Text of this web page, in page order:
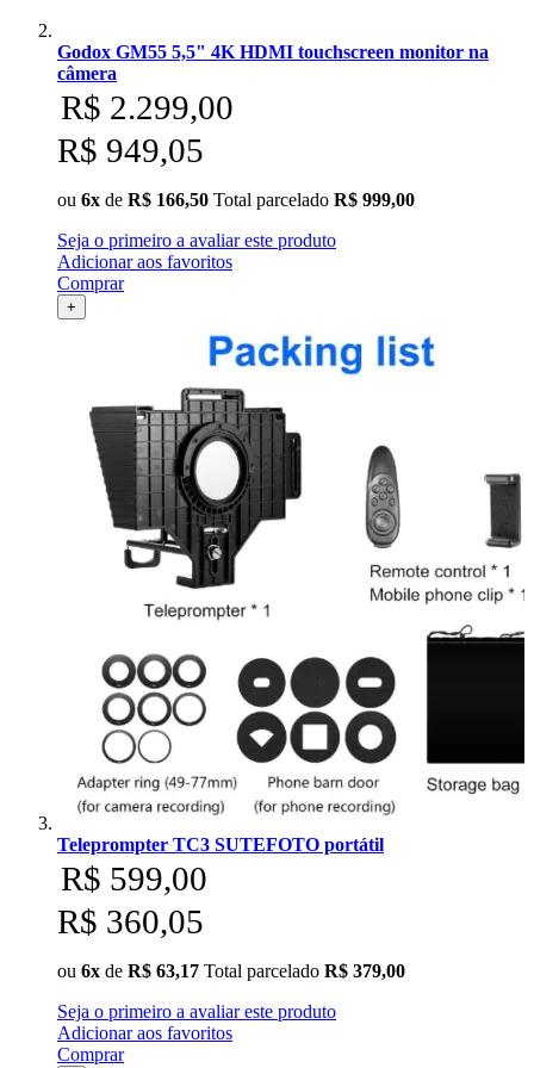
Godox GM55 5,5" 4K HDMI touchscreen monitor na
câmera
R$ 2.299,00
R$ 949,05
ou 6x de R$ 166,50 Total parcelado R$ 999,00
Seja o primeiro a avaliar este produto
Adicionar aos favoritos
Comprar
+
Teleprompter TC3 SUTEFOTO portátil
R$ 599,00
R$ 360,05
ou 6x de R$ 63,17 Total parcelado R$ 379,00
Seja o primeiro a avaliar este produto
Adicionar aos favoritos
Comprar